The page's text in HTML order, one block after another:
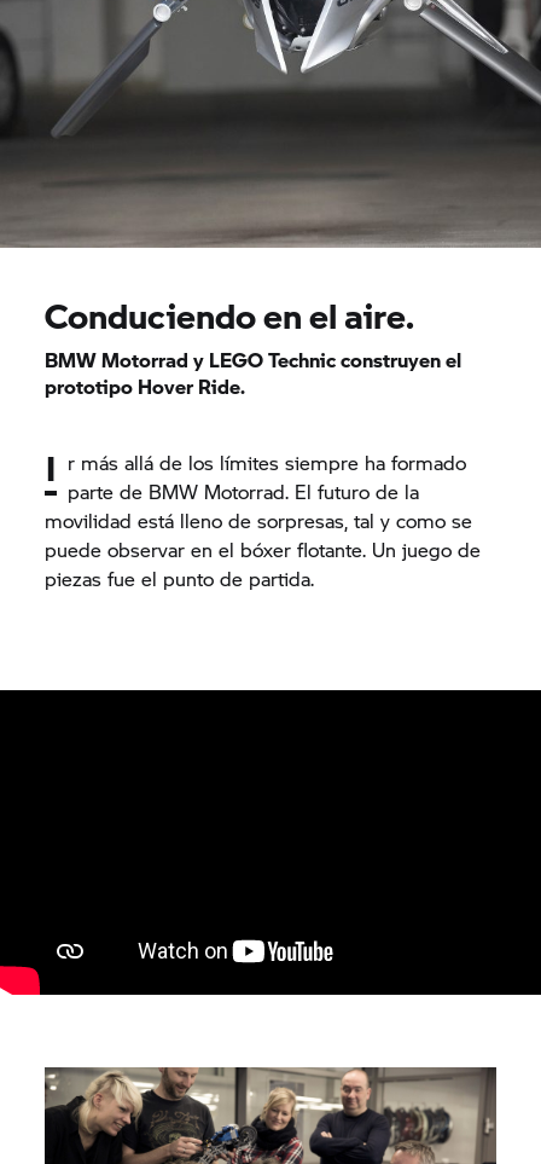
Conduciendo en el aire.
BMW Motorrad y LEGO Technic construyen el
prototipo Hover Ride.
I r más allá de los límites siempre ha formado
parte de BMW Motorrad. El futuro de la
movilidad está lleno de sorpresas, tal y como se
puede observar en el bóxer flotante. Un juego de
piezas fue el punto de partida.